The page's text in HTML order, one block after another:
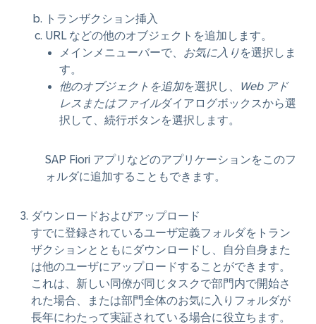
トランザクション挿入
URL などの他のオブジェクトを追加します。
メインメニューバーで、
お気に入りを選択しま
す。
他のオブジェクトを追加を選択し、
Web アド
レスまたはファイルダイアログボックスから選
択して、続行ボタンを選択します。
SAP Fiori アプリなどのアプリケーションをこのフ
ォルダに追加することもできます。
ダウンロードおよびアップロード
すでに登録されているユーザ定義フォルダをトラン
ザクションとともにダウンロードし、自分自身また
は他のユーザにアップロードすることができます。
これは、新しい同僚が同じタスクで部門内で開始さ
れた場合、または部門全体のお気に入りフォルダが
長年にわたって実証されている場合に役立ちます。